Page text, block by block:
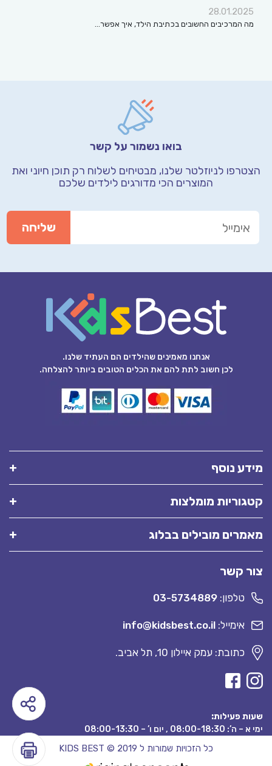
28.01.2025
מה המרכיבים החשובים בכתיבת הילד, איך אפשר…
בואו נשמור על קשר
הצטרפו לניוזלטר שלנו, מבטיחים לשלוח רק תוכן חיוני ואת
המוצרים הכי מדורגים לילדים שלכם
אנחנו מאמינים שהילדים הם העתיד שלנו.
לכן חשוב לתת להם את הכלים הטובים ביותר להצלחה.
מידע נוסף
קטגוריות מומלצות
מאמרים מובילים בבלוג
צור קשר
טלפון: 03-5734889
אימייל: info@kidsbest.co.il
כתובת: עמק איילון 10, תל אביב.
שעות פעילות:
ימי א – ה’: 08:00-18:30 , יום ו’ – 08:00-13:30
כל הזכויות שמורות ל KIDS BEST © 2019